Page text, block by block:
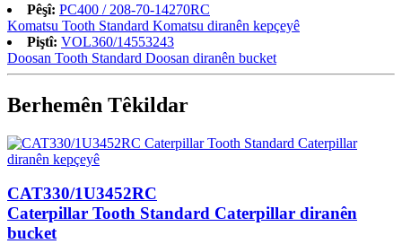
Pêşî: PC400 / 208-70-14270RC
Komatsu Tooth Standard Komatsu diranên kepçeyê
Piştî: VOL360/14553243
Doosan Tooth Standard Doosan diranên bucket
Berhemên Têkildar
CAT330/1U3452RC
Caterpillar Tooth Standard Caterpillar diranên
bucket